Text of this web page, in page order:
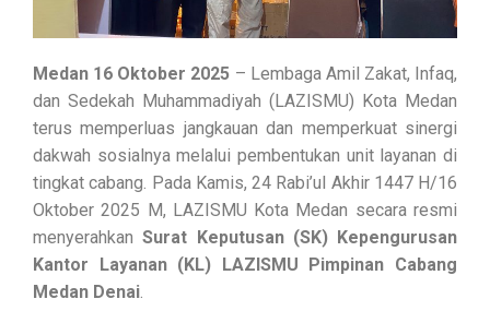
Medan 16 Oktober 2025 – Lembaga Amil Zakat, Infaq,
dan Sedekah Muhammadiyah (LAZISMU) Kota Medan
terus memperluas jangkauan dan memperkuat sinergi
dakwah sosialnya melalui pembentukan unit layanan di
tingkat cabang. Pada Kamis, 24 Rabi’ul Akhir 1447 H/16
Oktober 2025 M, LAZISMU Kota Medan secara resmi
menyerahkanSurat Keputusan (SK) Kepengurusan
Kantor Layanan (KL) LAZISMU Pimpinan Cabang
Medan Denai.